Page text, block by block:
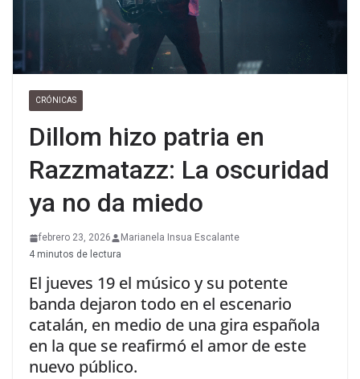
CRÓNICAS
Dillom hizo patria en
Razzmatazz: La oscuridad
ya no da miedo
febrero 23, 2026
Marianela Insua Escalante
4 minutos de lectura
El jueves 19 el músico y su potente
banda dejaron todo en el escenario
catalán, en medio de una gira española
en la que se reafirmó el amor de este
nuevo público.